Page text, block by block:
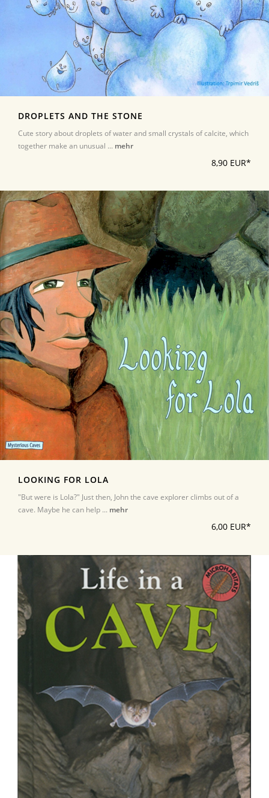
DROPLETS AND THE STONE
Cute story about droplets of water and small crystals of calcite, which
together make an unusual ... mehr
8,90 EUR*
LOOKING FOR LOLA
"But were is Lola?" Just then, John the cave explorer climbs out of a
cave. Maybe he can help ... mehr
6,00 EUR*